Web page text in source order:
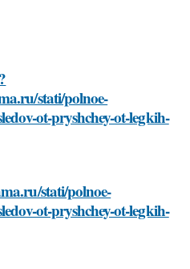
stati/polnoe-
ot-pryshchey-ot-legkih-
stati/polnoe-
ot-pryshchey-ot-legkih-